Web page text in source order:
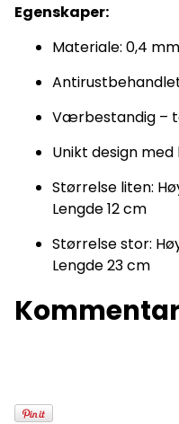
Egenskaper:
Materiale: 0,4
Værbestandig –
Unikt design
Størrelse liten:
Lengde 12 cm
Størrelse stor:
Lengde 23 cm